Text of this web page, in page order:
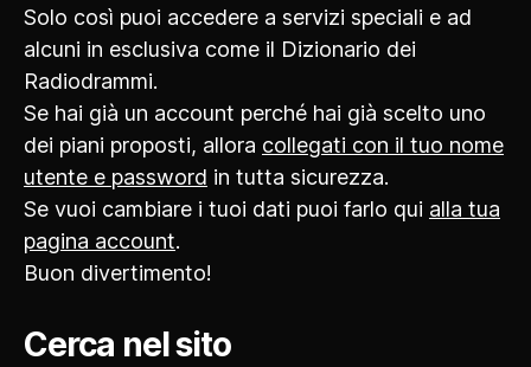
Solo così puoi accedere a servizi speciali e ad
alcuni in esclusiva come il Dizionario dei
Radiodrammi.
Se hai già un account perché hai già scelto uno
dei piani proposti, allora collegati con il tuo nome
utente e password in tutta sicurezza.
Se vuoi cambiare i tuoi dati puoi farlo qui alla tua
pagina account.
Buon divertimento!
Cerca nel sito